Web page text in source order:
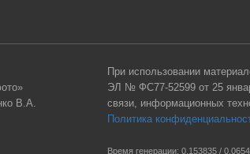
В.А.
При использовании
ЭЛ № ФС77-52599 от 25
связи, информационных
Политика
Время генерации: 0,153835 /